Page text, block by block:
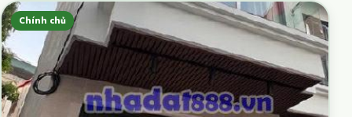
Chính chủ